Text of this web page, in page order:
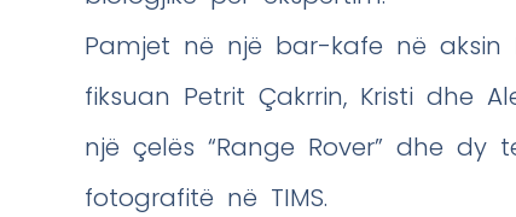
Pamjet në një bar-kafe në aksin
fiksuan Petrit Çakrrin, Kristi dhe
një çelës “Range Rover” dhe dy
fotografitë në TIMS.